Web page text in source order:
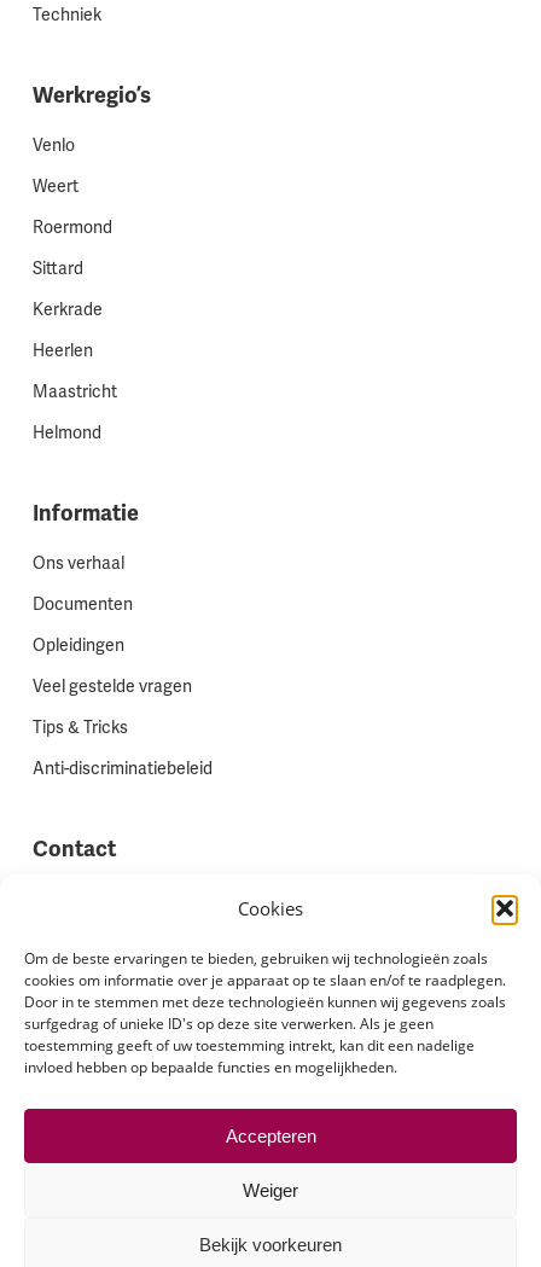
Cookies
Om de beste ervaringen te bieden, gebruiken wij technologieën zoals
cookies om informatie over je apparaat op te slaan en/of te raadplegen.
Door in te stemmen met deze technologieën kunnen wij gegevens zoals
surfgedrag of unieke ID's op deze site verwerken. Als je geen
toestemming geeft of uw toestemming intrekt, kan dit een nadelige
invloed hebben op bepaalde functies en mogelijkheden.
Accepteren
Weiger
Bekijk voorkeuren
Techniek
Werkregio’s
Venlo
Weert
Roermond
Sittard
Kerkrade
Heerlen
Maastricht
Helmond
Informatie
Ons verhaal
Documenten
Opleidingen
Veel gestelde vragen
Tips & Tricks
Anti-discriminatiebeleid
Contact
Site feedback
Klachten